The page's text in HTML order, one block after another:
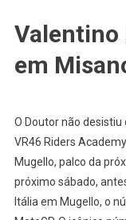
Valentino
em
O Doutor não
VR46 Riders
Mugello, palco da
próximo sábado,
Itália em Mugello, o